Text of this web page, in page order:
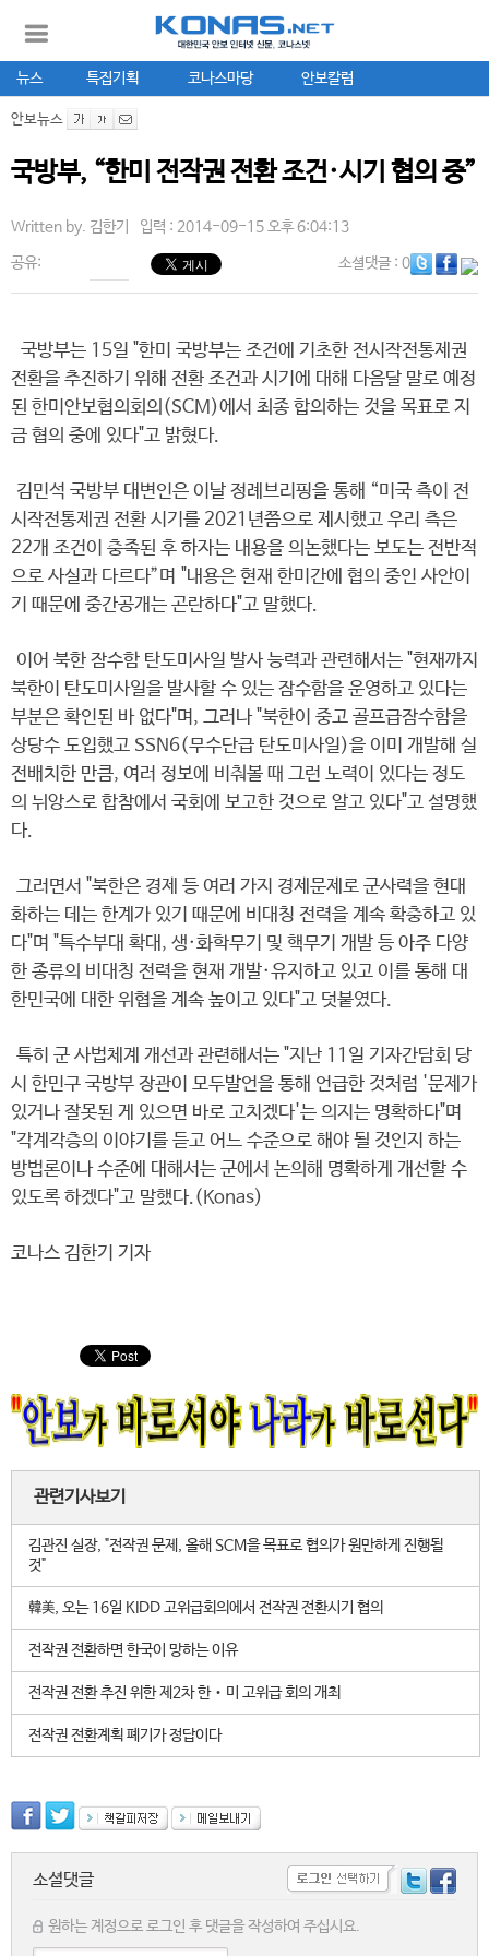
뉴스 특집기획 코나스마당 안보칼럼
안보뉴스
국방부, “한미 전작권 전환 조건·시기 협의 중”
Written by. 김한기 입력 : 2014-09-15 오후 6:04:13
공유: 소셜댓글: 0
국방부는 15일 "한미 국방부는 조건에 기초한 전시작전통제권
전환을 추진하기 위해 전환 조건과 시기에 대해 다음달 말로 예정
된 한미안보협의회의(SCM)에서 최종 합의하는 것을 목표로 지
금 협의 중에 있다"고 밝혔다.
김민석 국방부 대변인은 이날 정례브리핑을 통해 “미국 측이 전
시작전통제권 전환 시기를 2021년쯤으로 제시했고 우리 측은
22개 조건이 충족된 후 하자는 내용을 의논했다는 보도는 전반적
으로 사실과 다르다”며 "내용은 현재 한미간에 협의 중인 사안이
기 때문에 중간공개는 곤란하다"고 말했다.
이어 북한 잠수함 탄도미사일 발사 능력과 관련해서는 "현재까지
북한이 탄도미사일을 발사할 수 있는 잠수함을 운영하고 있다는
부분은 확인된 바 없다"며, 그러나 "북한이 중고 골프급잠수함을
상당수 도입했고 SSN6(무수단급 탄도미사일)을 이미 개발해 실
전배치한 만큼, 여러 정보에 비춰볼 때 그런 노력이 있다는 정도
의 뉘앙스로 합참에서 국회에 보고한 것으로 알고 있다"고 설명했
다.
그러면서 "북한은 경제 등 여러 가지 경제문제로 군사력을 현대
화하는 데는 한계가 있기 때문에 비대칭 전력을 계속 확충하고 있
다"며 "특수부대 확대, 생·화학무기 및 핵무기 개발 등 아주 다양
한 종류의 비대칭 전력을 현재 개발·유지하고 있고 이를 통해 대
한민국에 대한 위협을 계속 높이고 있다"고 덧붙였다.
특히 군 사법체계 개선과 관련해서는 "지난 11일 기자간담회 당
시 한민구 국방부 장관이 모두발언을 통해 언급한 것처럼 '문제가
있거나 잘못된 게 있으면 바로 고치겠다'는 의지는 명확하다"며
"각계각층의 이야기를 듣고 어느 수준으로 해야 될 것인지 하는
방법론이나 수준에 대해서는 군에서 논의해 명확하게 개선할 수
있도록 하겠다"고 말했다.(Konas)
코나스 김한기 기자
관련기사보기
김관진 실장, "전작권 문제, 올해 SCM을 목표로 협의가 원만하게 진행될
것"
韓美, 오는 16일 KIDD 고위급회의에서 전작권 전환시기 협의
전작권 전환하면 한국이 망하는 이유
전작권 전환 추진 위한 제2차 한‧미 고위급 회의 개최
전작권 전환계획 폐기가 정답이다
소셜댓글
원하는 계정으로 로그인 후 댓글을 작성하여 주십시요.